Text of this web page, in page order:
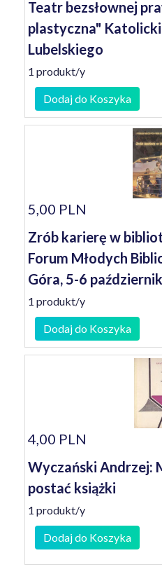
Teatr bezsłownej
plastyczna"
Lubelskiego
1 produkt/y
Dodaj do Koszyka
5,00 PLN
Zrób karierę w
Forum Młodych
Góra, 5-6
1 produkt/y
Dodaj do Koszyka
4,00 PLN
Wyczański Andrzej:
postać książki
1 produkt/y
Dodaj do Koszyka